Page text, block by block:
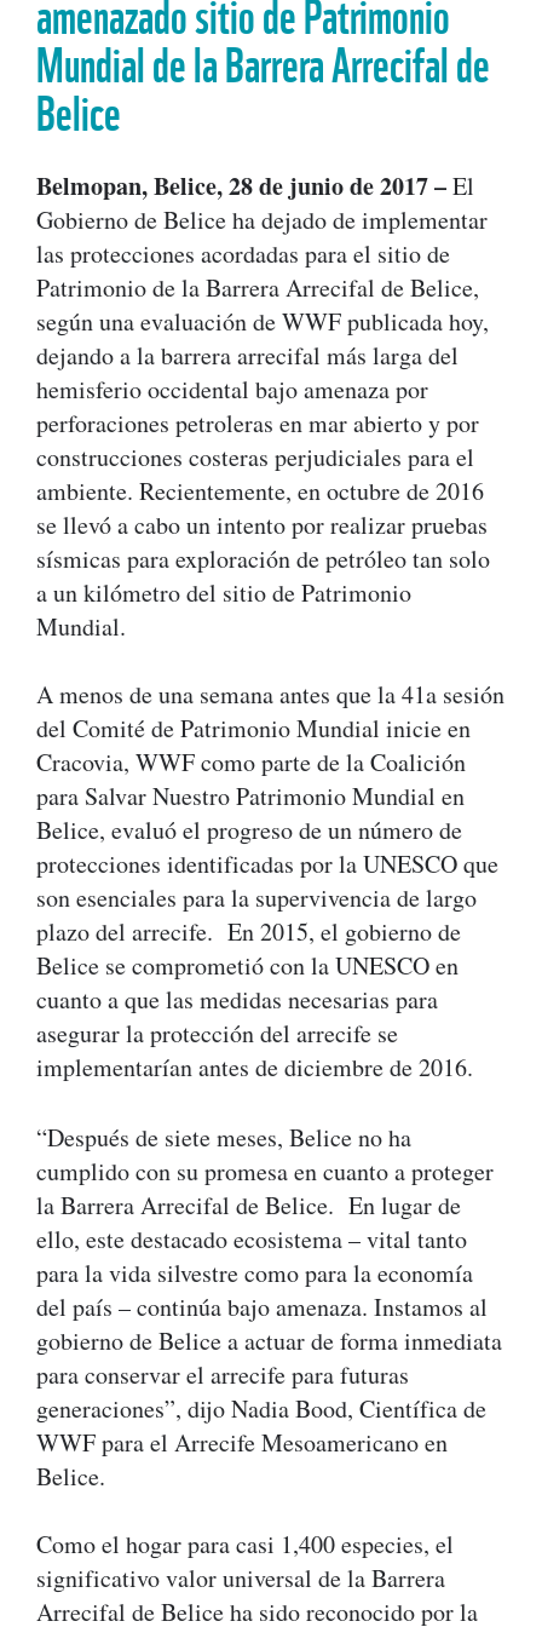
Mundial de la Barrera Arrecifal de
Belice
Belmopan, Belice, 28 de junio de 2017 –El
Gobierno de Belice ha dejado de implementar
las protecciones acordadas para el sitio de
Patrimonio de la Barrera Arrecifal de Belice,
según una evaluación de WWF publicada hoy,
dejando a la barrera arrecifal más larga del
hemisferio occidental bajo amenaza por
perforaciones petroleras en mar abierto y por
construcciones costeras perjudiciales para el
ambiente. Recientemente, en octubre de 2016
se llevó a cabo un intento por realizar pruebas
sísmicas para exploración de petróleo tan solo
a un kilómetro del sitio de Patrimonio
Mundial.
A menos de una semana antes que la 41a sesión
del Comité de Patrimonio Mundial inicie en
Cracovia, WWF como parte de la Coalición
para Salvar Nuestro Patrimonio Mundial en
Belice, evaluó el progreso de un número de
protecciones identificadas por la UNESCO que
son esenciales para la supervivencia de largo
plazo del arrecife. En 2015, el gobierno de
Belice se comprometió con la UNESCO en
cuanto a que las medidas necesarias para
asegurar la protección del arrecife se
implementarían antes de diciembre de 2016.
“Después de siete meses, Belice no ha
cumplido con su promesa en cuanto a proteger
la Barrera Arrecifal de Belice. En lugar de
ello, este destacado ecosistema – vital tanto
para la vida silvestre como para la economía
del país – continúa bajo amenaza. Instamos al
gobierno de Belice a actuar de forma inmediata
para conservar el arrecife para futuras
generaciones”, dijo Nadia Bood, Científica de
WWF para el Arrecife Mesoamericano en
Belice.
Como el hogar para casi 1,400 especies, el
significativo valor universal de la Barrera
Arrecifal de Belice ha sido reconocido por la